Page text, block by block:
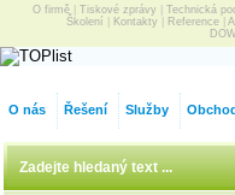
O firmě Tiskové zprávy Technická
Školení
Kontakty Reference|
O nás Řešení Služby